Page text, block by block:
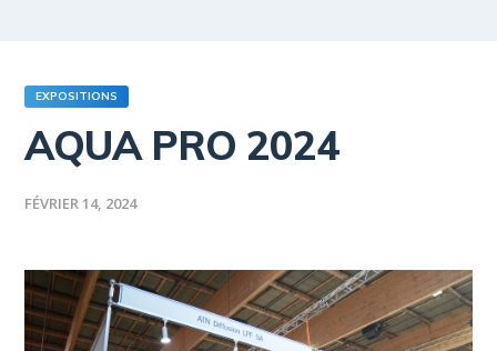
EXPOSITIONS
AQUA PRO 2024
FÉVRIER 14, 2024